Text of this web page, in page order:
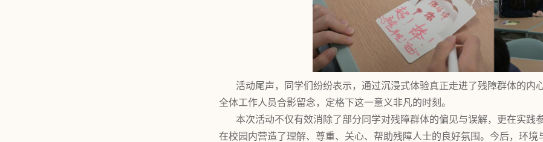
活动尾声，同学们纷纷表示，通过沉浸式体验真正走进了残障群体的内
全体工作人员合影留念，定格下这一意义非凡的时刻。
本次活动不仅有效消除了部分同学对残障群体的偏见与误解，更在实践
在校园内营造了理解、尊重、关心、帮助残障人士的良好氛围。今后，环